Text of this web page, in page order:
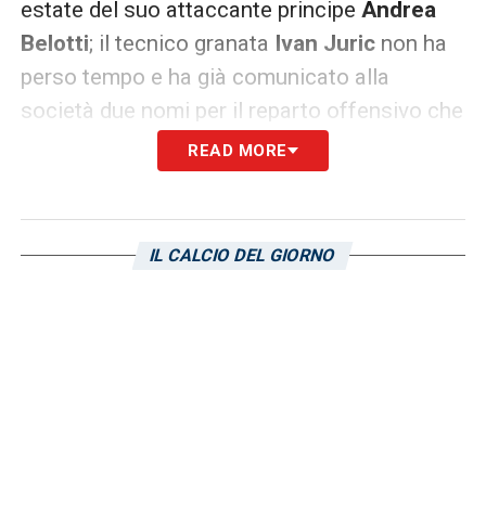
estate del suo attaccante principe Andrea
Belotti; il tecnico granata Ivan Juricnon ha
perso tempo e ha già comunicato alla
società due nomi per il reparto offensivo che
possano garantire almeno 15 reti.
grande spolvero con l’Hellas Verona
READ MORE
IL CALCIO DEL GIORNO